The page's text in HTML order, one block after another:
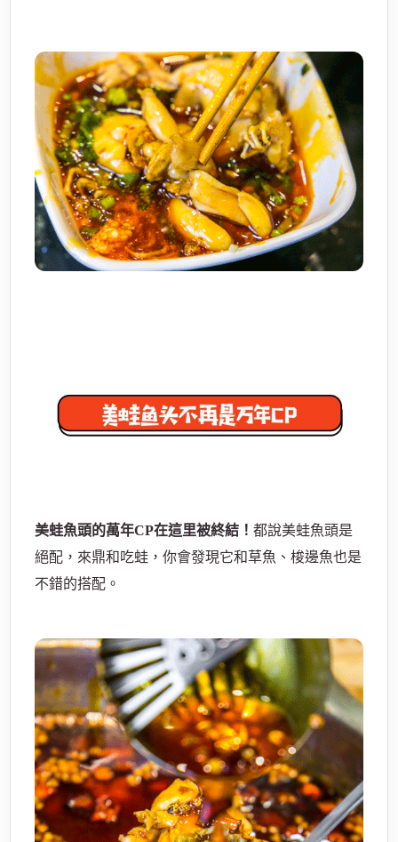
美蛙魚頭的萬年CP在這里被終結！ 都說美蛙魚頭是
絕配，來鼎和吃蛙，你會發現它和草魚、梭邊魚也是
不錯的搭配。